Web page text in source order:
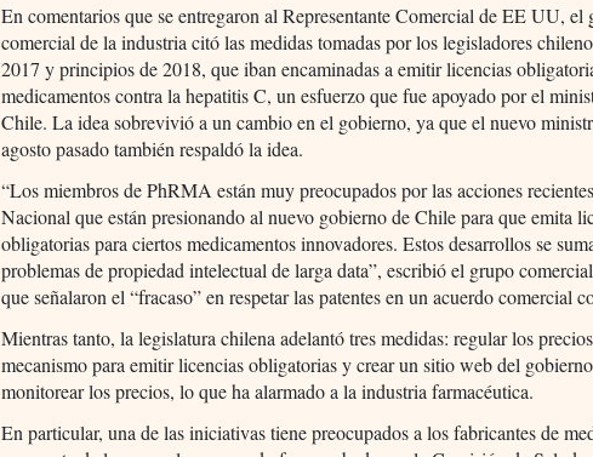
En comentarios que se entregaron al Representante Comercial de EE UU, el
comercial de la industria citó las medidas tomadas por los legisladores
2017 y principios de 2018, que iban encaminadas a emitir licencias
medicamentos contra la hepatitis C, un esfuerzo que fue apoyado por el
Chile. La idea sobrevivió a un cambio en el gobierno, ya que el nuevo
agosto pasado también respaldó la idea.
“Los miembros de PhRMA están muy preocupados por las acciones
Nacional que están presionando al nuevo gobierno de Chile para que emita
obligatorias para ciertos medicamentos innovadores. Estos desarrollos se
problemas de propiedad intelectual de larga data”, escribió el grupo
que señalaron el “fracaso” en respetar las patentes en un acuerdo comercial
Mientras tanto, la legislatura chilena adelantó tres medidas: regular los
mecanismo para emitir licencias obligatorias y crear un sitio web del
monitorear los precios, lo que ha alarmado a la industria farmacéutica.
En particular, una de las iniciativas tiene preocupados a los fabricantes de